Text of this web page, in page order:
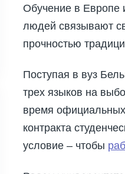
Обучение в Европе
людей связывают
прочностью
Поступая в вуз
трех языков на
время
контракта
условие – чтобы